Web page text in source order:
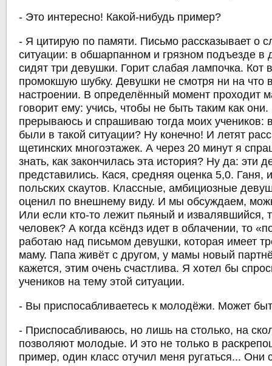
- Это интересно! Какой-нибудь пример?
- Я цитирую по памяти. Письмо рассказывает о
ситуации: в обшарпанном и грязном подъезде
сидят три девушки. Горит слабая лампочка. Кот
промокшую шубку. Девушки не смотря ни на что
настроении. В определённый момент проходит
говорит ему: учись, чтобы не быть таким как
прерываюсь и спрашиваю тогда моих учеников:
были в такой ситуации? Ну конечно! И летят
щетинских многоэтажек. А через 20 минут я
знать, как закончилась эта история? Ну да: эти
представились. Кася, средняя оценка 5,0. Ганя,
польских скаутов. Классные, амбициозные
оценил по внешнему виду. И мы обсуждаем,
Или если кто-то лежит пьяный и извалявшийся,
человек? А когда ксёндз идет в облачении, то
работаю над письмом девушки, которая имеет
маму. Папа живёт с другом, у мамы новый
кажется, этим очень счастлива. Я хотел бы
учеников на тему этой ситуации.
- Вы приспосабливаетесь к молодёжи. Может
- Приспосабливаюсь, но лишь на столько, на
позволяют молодые. И это не только в
пример, один класс отучил меня ругаться... Они